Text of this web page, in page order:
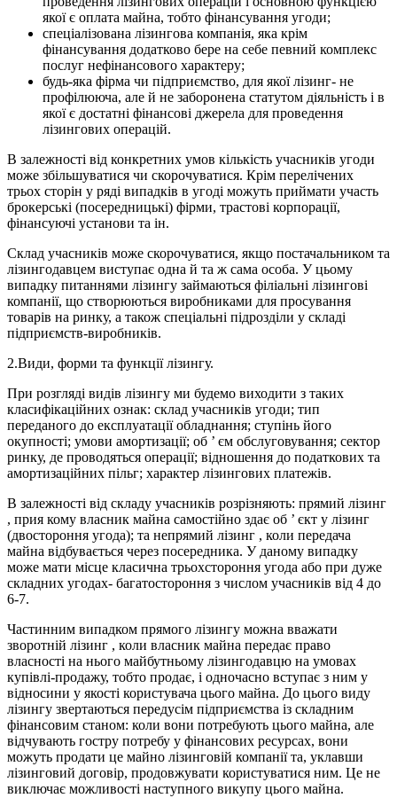
якої є оплата майна, тобто фінансування угоди;
спеціалізована лізингова компанія, яка крім
фінансування додатково бере на себе певний комплекс
послуг нефінансового характеру;
будь-яка фірма чи підприємство, для якої лізинг- не
профілююча, але й не заборонена статутом діяльність і в
якої є достатні фінансові джерела для проведення
лізингових операцій.
В залежності від конкретних умов кількість учасників угоди
може збільшуватися чи скорочуватися. Крім перелічених
трьох сторін у ряді випадків в угоді можуть приймати участь
брокерські (посередницькі) фірми, трастові корпорації,
фінансуючі установи та ін.
Склад учасників може скорочуватися, якщо постачальником та
лізингодавцем виступає одна й та ж сама особа. У цьому
випадку питаннями лізингу займаються філіальні лізингові
компанії, що створюються виробниками для просування
товарів на ринку, а також спеціальні підрозділи у складі
підприємств-виробників.
2.Види, форми та функції лізингу.
При розгляді видів лізингу ми будемо виходити з таких
класифікаційних ознак: склад учасників угоди; тип
переданого до експлуатації обладнання; ступінь його
окупності; умови амортизації; об ’ єм обслуговування; сектор
ринку, де проводяться операції; відношення до податкових та
амортизаційних пільг; характер лізингових платежів.
В залежності від складу учасників розрізняють: прямий лізинг
, прия кому власник майна самостійно здає об ’ єкт у лізинг
(двостороння угода); та непрямий лізинг , коли передача
майна відбувається через посередника. У даному випадку
може мати місце класична трьохстороння угода або при дуже
складних угодах- багатостороння з числом учасників від 4 до
6-7.
Частинним випадком прямого лізингу можна вважати
зворотній лізинг , коли власник майна передає право
власності на нього майбутньому лізингодавцю на умовах
купівлі-продажу, тобто продає, і одночасно вступає з ним у
відносини у якості користувача цього майна. До цього виду
лізингу звертаються передусім підприємства із складним
фінансовим станом: коли вони потребують цього майна, але
відчувають гостру потребу у фінансових ресурсах, вони
можуть продати це майно лізинговій компанії та, уклавши
лізинговий договір, продовжувати користуватися ним. Це не
виключає можливості наступного викупу цього майна.